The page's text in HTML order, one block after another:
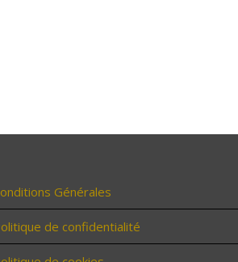
Générales
de confidentialité